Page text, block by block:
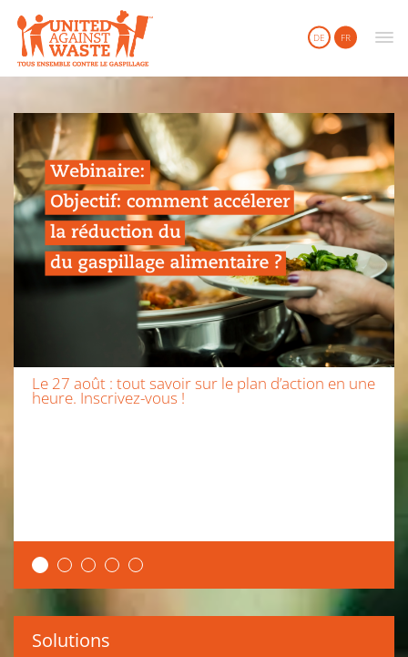
DE FR
Le 27 août : tout savoir sur le plan d’action en une
heure. Inscrivez-vous !
Solutions